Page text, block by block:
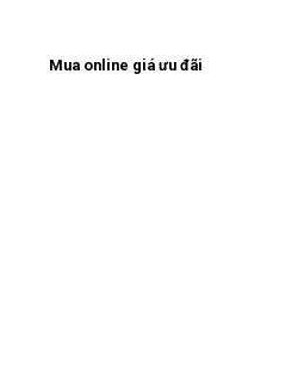
Mua online giá ưu đãi